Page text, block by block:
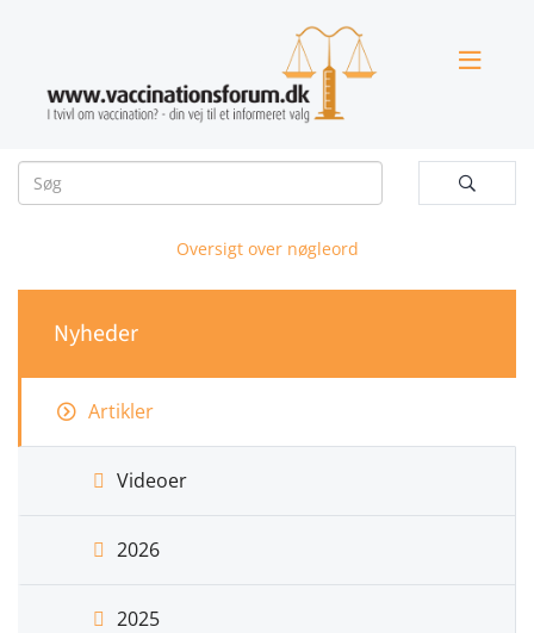


Oversigt over nøgleord
Nyheder
Artikler
Videoer
2026
2025